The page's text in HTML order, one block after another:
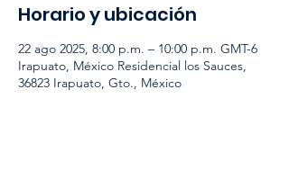
Horario y ubicación
22 ago 2025, 8:00 p.m. – 10:00 p.m. GMT-6
Irapuato, México Residencial los Sauces,
36823 Irapuato, Gto., México